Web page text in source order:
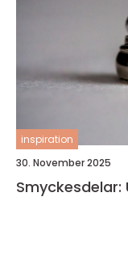
inspiration
30. November 2025